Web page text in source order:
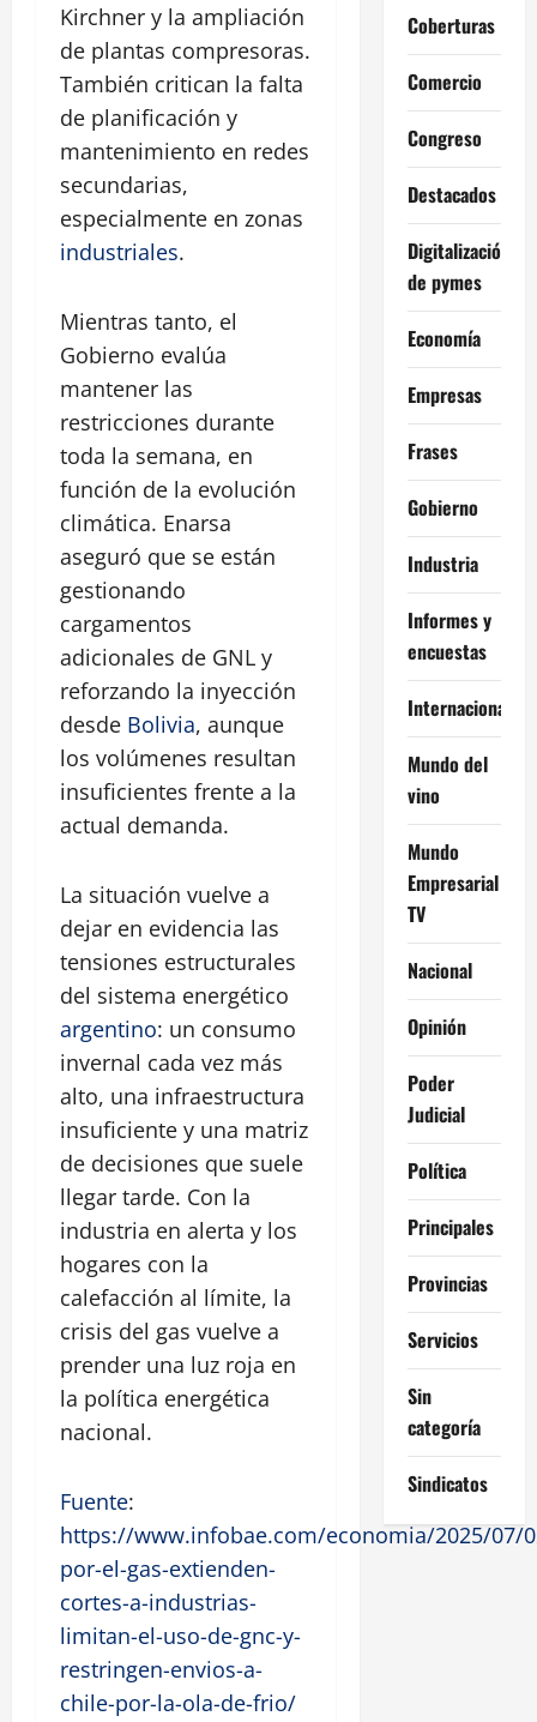
Kirchner y la ampliación
de plantas compresoras.
También critican la falta
de planificación y
mantenimiento en redes
secundarias,
especialmente en zonas
industriales.
Mientras tanto, el
Gobierno evalúa
mantener las
restricciones durante
toda la semana, en
función de la evolución
climática. Enarsa
aseguró que se están
gestionando
cargamentos
adicionales de GNL y
reforzando la inyección
desde Bolivia, aunque
los volúmenes resultan
insuficientes frente a la
actual demanda.
La situación vuelve a
dejar en evidencia las
tensiones estructurales
del sistema energético
argentino: un consumo
invernal cada vez más
alto, una infraestructura
insuficiente y una matriz
de decisiones que suele
llegar tarde. Con la
industria en alerta y los
hogares con la
calefacción al límite, la
crisis del gas vuelve a
prender una luz roja en
la política energética
nacional.
Fuente:
https://www.infobae.com/economia/2025/07/
por-el-gas-extienden-
cortes-a-industrias-
limitan-el-uso-de-gnc-y-
restringen-envios-a-
chile-por-la-ola-de-frio/
Coberturas
Comercio
Congreso
Destacados
Digitalización
de pymes
Economía
Empresas
Frases
Gobierno
Industria
Informes y
encuestas
Internacional
Mundo del
vino
Mundo
Empresarial
TV
Nacional
Opinión
Poder
Judicial
Política
Principales
Provincias
Servicios
Sin
categoría
Sindicatos